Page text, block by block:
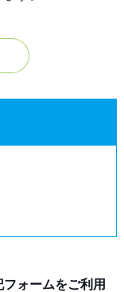
ォームをご利用